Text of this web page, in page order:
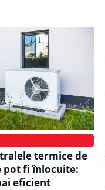
termice de
pot fi înlocuite:
eficient